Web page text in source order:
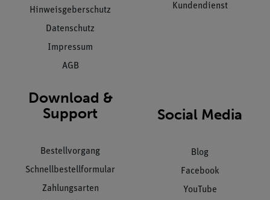
Hinweisgeberschutz
Datenschutz
Impressum
AGB
Kundendienst
Download &
Support
Bestellvorgang
Schnellbestellformular
Zahlungsarten
Social Media
Blog
Facebook
YouTube